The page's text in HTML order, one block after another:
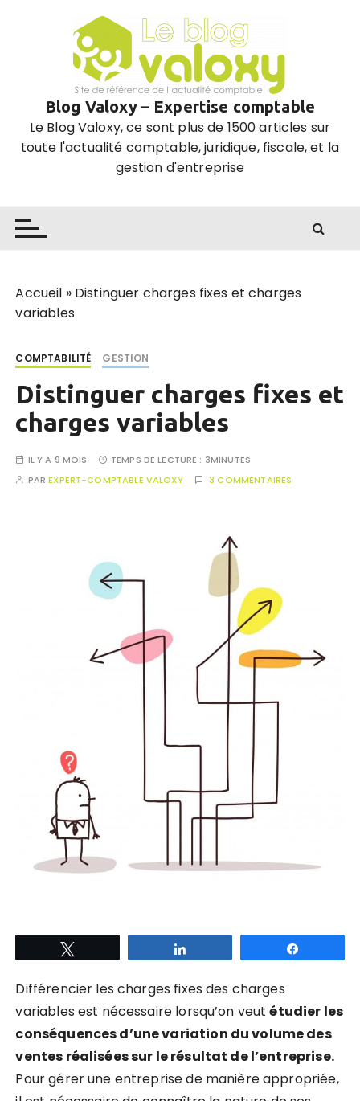
Blog Valoxy – Expertise comptable
Le Blog Valoxy, ce sont plus de 1500 articles sur
toute l'actualité comptable, juridique, fiscale, et la
gestion d'entreprise
Accueil » Distinguer charges fixes et charges
variables
COMPTABILITÉ GESTION
Distinguer charges fixes et
charges variables
IL Y A 9 MOIS TEMPS DE LECTURE : 3MINUTES
PAREXPERT-COMPTABLE VALOXY 3 COMMENTAIRES
Différencier les charges fixes des charges
variables est nécessaire lorsqu’on veutétudier les
conséquences d’une variation du volume des
ventes réalisées sur le résultat de l’entreprise.
Pour gérer une entreprise de manière appropriée,